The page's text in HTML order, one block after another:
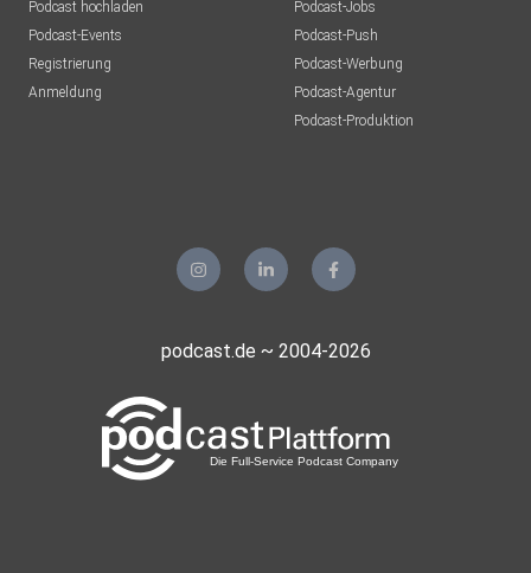
Podcast hochladen
Podcast-Events
Registrierung
Anmeldung
Podcast-Jobs
Podcast-Push
Podcast-Werbung
Podcast-Agentur
Podcast-Produktion
podcast.de ~ 2004-2026